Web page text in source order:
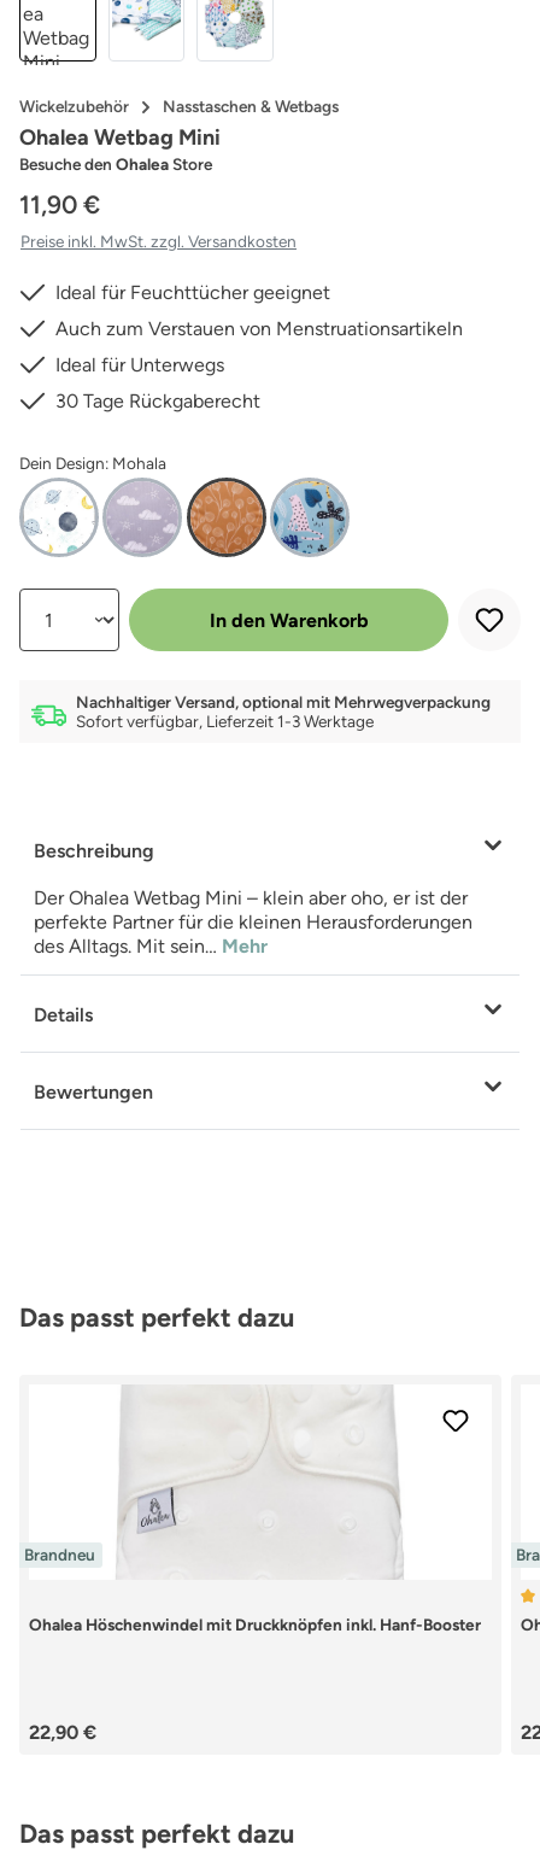
Wickelzubehör Nasstaschen & Wetbags
Ohalea Wetbag Mini
Besuche den OhaleaStore
11,90 €
Preise inkl. MwSt. zzgl. Versandkosten
Ideal für Feuchttücher geeignet
Auch zum Verstauen von Menstruationsartikeln
Ideal für Unterwegs
30 Tage Rückgaberecht
Dein Design: Mohala
Produkt Anzahl: Gib den gewünschten Wert ein oder benutze die
In den Warenkorb
Nachhaltiger Versand, optional mit Mehrwegverpackung
Sofort verfügbar, Lieferzeit 1-3 Werktage
Beschreibung
Der Ohalea Wetbag Mini – klein aber oho, er ist der
perfekte Partner für die kleinen Herausforderungen
des Alltags. Mit sein… Mehr
Details
Bewertungen
Produktgalerie überspringen
Das passt perfekt dazu
Brandneu
Ohalea Höschenwindel mit Druckknöpfen inkl. Hanf-Booster
Regulärer Preis:
22,90 €
Produktgalerie überspringen
Das passt perfekt dazu